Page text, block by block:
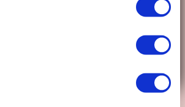
augustus verzenden we zoals